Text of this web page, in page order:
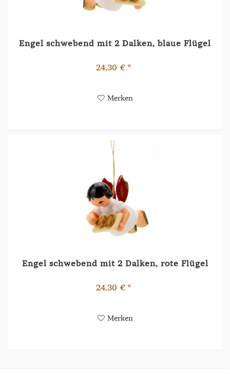
Engel schwebend mit 2 Dalken, blaue Flügel
24,30 € *
Merken
Engel schwebend mit 2 Dalken, rote Flügel
24,30 € *
Merken